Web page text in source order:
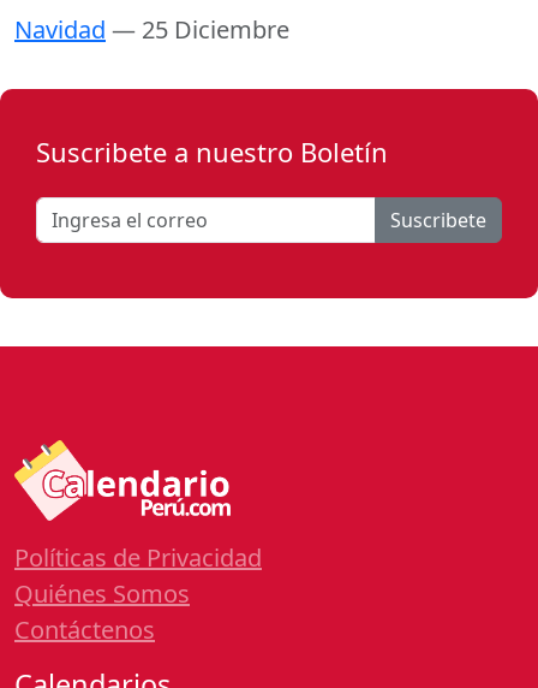
Navidad — 25 Diciembre
Suscribete a nuestro Boletín
Suscribete
Políticas de Privacidad
Quiénes Somos
Contáctenos